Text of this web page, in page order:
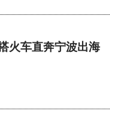
火车直奔宁波出海